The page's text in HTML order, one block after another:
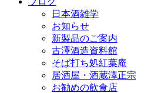
日本酒雑学
お知らせ
新製品のご案内
古澤酒造資料館
そば打ち処紅葉庵
居酒屋・酒蔵澤正宗
お勧めの飲食店